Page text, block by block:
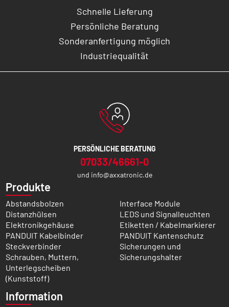
Schnelle Lieferung
Persönliche Beratung
Sonderanfertigung möglich
Industriequalität
PERSÖNLICHE BERATUNG
07033/46661-0
und info@axxatronic.de
Produkte
Abstandsbolzen
Distanzhülsen
Elektronikgehäuse
PANDUIT Kabelbinder
Steckverbinder
Schrauben, Muttern,
Unterlegscheiben
(Kunststoff)
Interface Module
LEDS und Signalleuchten
Etiketten / Kabelmarkierer
PANDUIT Kantenschutz
Sicherungen und
Sicherungshalter
Information